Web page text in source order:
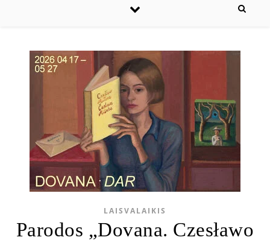
LAISVALAIKIS
Parodos „Dovana. Czesławo